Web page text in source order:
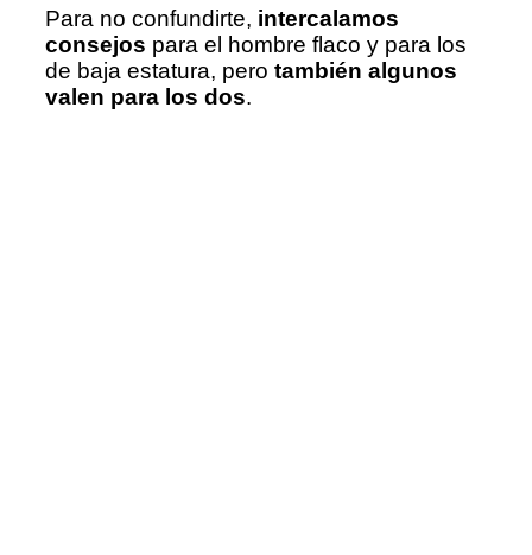
Para no confundirte, intercalamos
consejos para el hombre flaco y para los
de baja estatura, pero también algunos
valen para los dos.